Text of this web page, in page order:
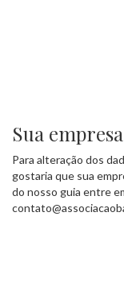
Sua
Para alteração dos
gostaria que sua
do nosso guia entre